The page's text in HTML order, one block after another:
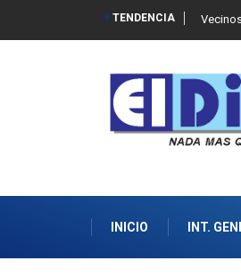
TENDENCIA
de la Propiedad Privada Reino
INICIO INT.